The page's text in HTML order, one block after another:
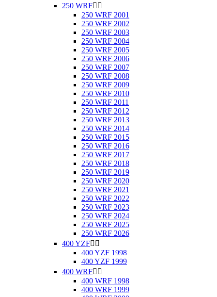
250 WRF 
250 WRF 2001
250 WRF 2002
250 WRF 2003
250 WRF 2004
250 WRF 2005
250 WRF 2006
250 WRF 2007
250 WRF 2008
250 WRF 2009
250 WRF 2010
250 WRF 2011
250 WRF 2012
250 WRF 2013
250 WRF 2014
250 WRF 2015
250 WRF 2016
250 WRF 2017
250 WRF 2018
250 WRF 2019
250 WRF 2020
250 WRF 2021
250 WRF 2022
250 WRF 2023
250 WRF 2024
250 WRF 2025
250 WRF 2026
400 YZF 
400 YZF 1998
400 YZF 1999
400 WRF 
400 WRF 1998
400 WRF 1999